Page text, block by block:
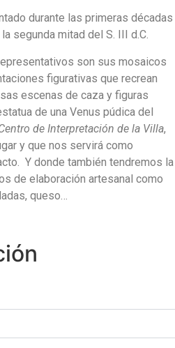
durante las primeras décadas
segunda mitad del S. III d.C.
son sus mosaicos
figurativas que recrean
escenas de caza y figuras
de una Venus púdica del
de Interpretación de la Villa,
y que nos servirá como
Y donde también tendremos la
de elaboración artesanal como
queso…